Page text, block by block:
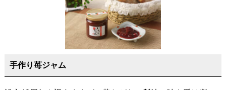
手作り苺ジャム